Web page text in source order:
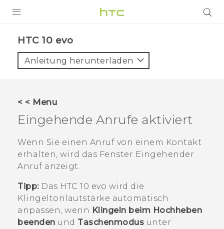
VIVE
UNTERSTÜTZUNG
HTC 10 evo‎
Anleitung herunterladen
< < Menu
Eingehende Anrufe aktiviert
Wenn Sie einen Anruf von einem Kontakt
erhalten, wird das Fenster Eingehender
Anruf anzeigt.
Tipp:Das HTC 10 evo wird die
Klingeltonlautstärke automatisch
anpassen, wenn Klingeln beim Hochheben
beenden und Taschenmodus unter